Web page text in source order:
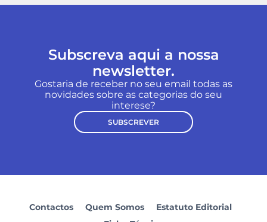
Subscreva aqui a nossa
newsletter.
Gostaria de receber no seu email todas as
novidades sobre as categorias do seu
interese?
SUBSCREVER
Contactos Quem Somos
Estatuto Editorial